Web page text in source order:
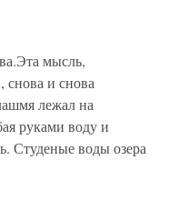
мысль,
снова и снова
лежал на
руками воду и
Студеные воды озера